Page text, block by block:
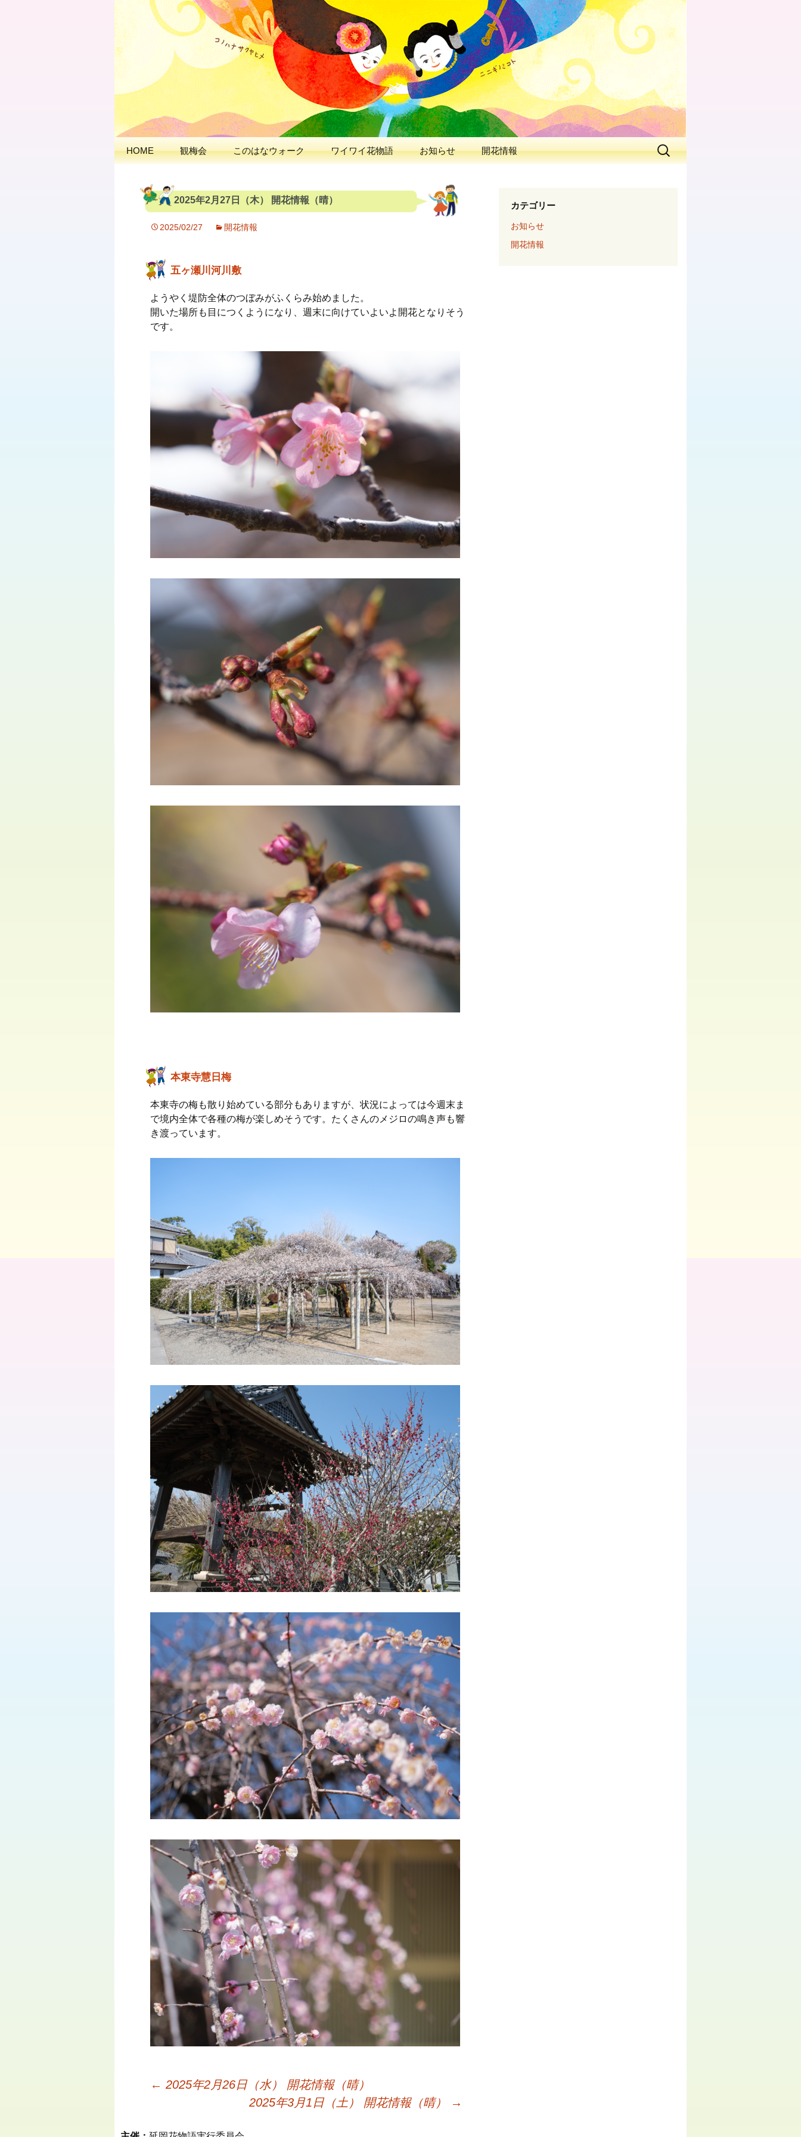
延岡花物語 2026
出会いの聖地 神と人と花が出逢う、早春の五ヶ瀬川
HOME 観梅会 このはなウォーク ワイワイ花物語 お知らせ 開花情報
2025年2月27日（木） 開花情報（晴）
2025/02/27 開花情報
五ヶ瀬川河川敷
ようやく堤防全体のつぼみがふくらみ始めました。
開いた場所も目につくようになり、週末に向けていよいよ開花となりそう
です。
本東寺慧日梅
本東寺の梅も散り始めている部分もありますが、状況によっては今週末ま
で境内全体で各種の梅が楽しめそうです。たくさんのメジロの鳴き声も響
き渡っています。
← 2025年2月26日（水） 開花情報（晴）
2025年3月1日（土） 開花情報（晴）
→
カテゴリー
お知らせ
開花情報